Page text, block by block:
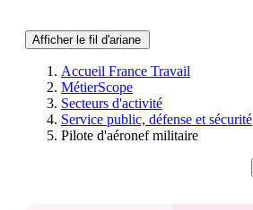
Afficher le fil d'ariane
Accueil France Travail
MétierScope
Secteurs d'activité
Service public, défense et sécurité
Pilote d'aéronef militaire